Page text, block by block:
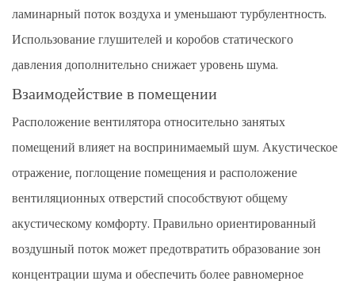
ламинарный поток воздуха и уменьшают турбулентность.
Использование глушителей и коробов статического
давления дополнительно снижает уровень шума.
Взаимодействие в помещении
Расположение вентилятора относительно занятых
помещений влияет на воспринимаемый шум. Акустическое
отражение, поглощение помещения и расположение
вентиляционных отверстий способствуют общему
акустическому комфорту. Правильно ориентированный
воздушный поток может предотвратить образование зон
концентрации шума и обеспечить более равномерное